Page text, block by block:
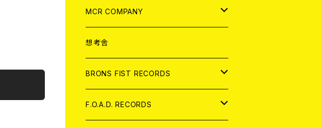
ANALOG
CD
ANALOG
MCR COMPANY
CD
アパレル
ANALOG
想考舎
BRONS FIST RECORDS
CD
F.O.A.D. RECORDS